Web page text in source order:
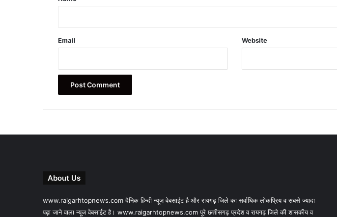
Email Website
About Us
www.raigarhtopnews.com दैनिक हिन्दी न्यूज वेबसाईट है और रायगढ़ जिले का सर्वाधिक लोकप्रिय व सबसे ज्यादा
पढ़ा जाने वाला न्यूज वेबसाईट है। www.raigarhtopnews.com पूरे छत्तीसगढ़ प्रदेश व रायगढ़ जिले की शासकीय व